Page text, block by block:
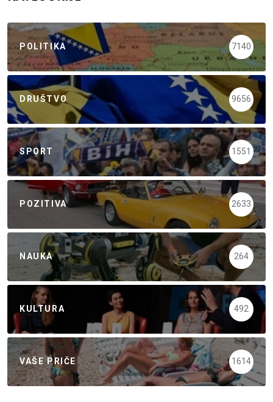
POLITIKA 7140
DRUŠTVO 9656
SPORT 1551
POZITIVA 2633
NAUKA 264
KULTURA 492
VAŠE PRIČE 1614